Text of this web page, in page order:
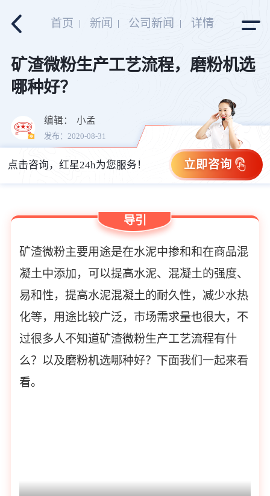
首页 新闻 公司新闻 详情
矿渣微粉生产工艺流程，磨粉机选
哪种好？
编辑： 小孟
发布：2020-08-31
立即咨询
点击咨询，红星24h为您服务！
导引
矿渣微粉主要用途是在水泥中掺和和在商品混
凝土中添加，可以提高水泥、混凝土的强度、
易和性，提高水泥混凝土的耐久性，减少水热
化等，用途比较广泛，市场需求量也很大，不
过很多人不知道矿渣微粉生产工艺流程有什
么？以及磨粉机选哪种好？下面我们一起来看
看。